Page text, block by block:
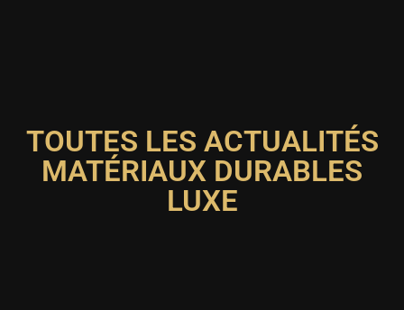
TOUTES LES ACTUALITÉS
MATÉRIAUX DURABLES
LUXE